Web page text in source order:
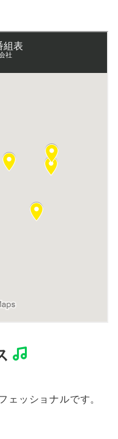
ェッショナルです。